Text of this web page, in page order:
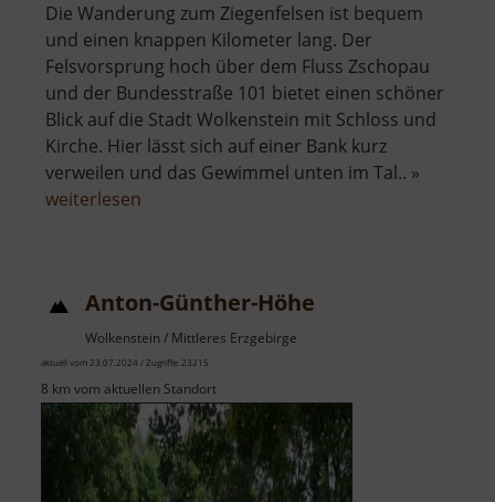
Die Wanderung zum Ziegenfelsen ist bequem
und einen knappen Kilometer lang. Der
Felsvorsprung hoch über dem Fluss Zschopau
und der Bundesstraße 101 bietet einen schöner
Blick auf die Stadt Wolkenstein mit Schloss und
Kirche. Hier lässt sich auf einer Bank kurz
verweilen und das Gewimmel unten im Tal.. »
weiterlesen
Anton-Günther-Höhe
Wolkenstein / Mittleres Erzgebirge
aktuell vom 23.07.2024 / Zugriffe: 23215
8 km vom aktuellen Standort